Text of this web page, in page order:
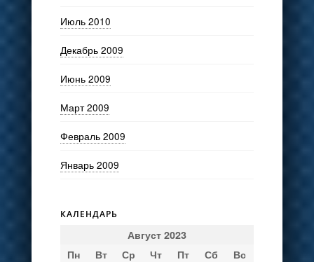
Июль 2010
Декабрь 2009
Июнь 2009
Март 2009
Февраль 2009
Январь 2009
КАЛЕНДАРЬ
Август 2023
Пн
Вт Ср Чт Пт Сб Вс